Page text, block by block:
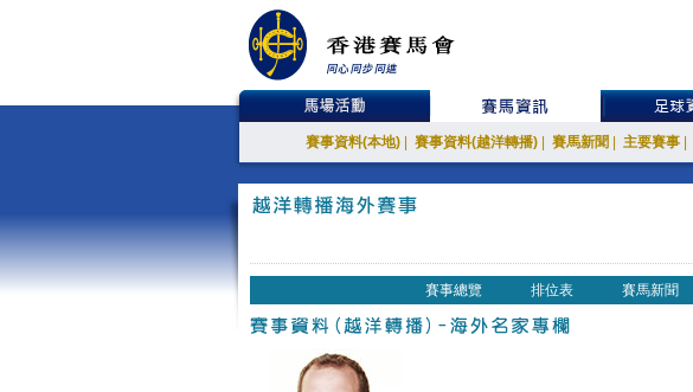
賽事資料(本地) 賽事資料(越洋轉播) 賽馬新聞 主要賽事
賽事總覽 排位表 賽馬新聞